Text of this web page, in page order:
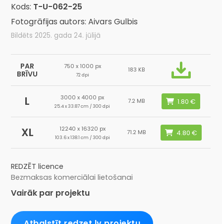
Kods: T-U-062-25
Fotogrāfijas autors: Aivars Gulbis
Bildēts 2025. gada 24. jūlijā
PAR
BRĪVU
750 x 1000 px
72 dpi
183 KB
L 3000 x 4000 px
25.4 x 33.87 cm / 300 dpi
7.2 MB
XL 12240 x 16320 px
103.6 x 138.1 cm / 300 dpi
71.2 MB
REDZĒT licence
Bezmaksas komerciālai lietošanai
Vairāk par projektu